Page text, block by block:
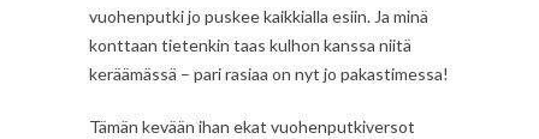
vuohenputki jo puskee kaikkialla esiin. Ja minä
konttaan tietenkin taas kulhon kanssa niitä
keräämässä – pari rasiaa on nyt jo pakastimessa!
Tämän kevään ihan ekat vuohenputkiversot